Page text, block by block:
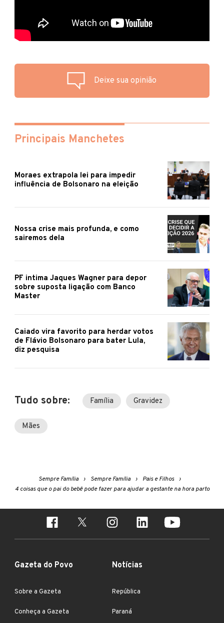
Deixe sua opinião
Principais Manchetes
Moraes extrapola lei para impedir
influência de Bolsonaro na eleição
Nossa crise mais profunda, e como
sairemos dela
PF intima Jaques Wagner para depor
sobre suposta ligação com Banco
Master
Caiado vira favorito para herdar votos
de Flávio Bolsonaro para bater Lula,
diz pesquisa
Tudo sobre: Família Gravidez
Mães
Sempre Família Sempre Família
Pais e Filhos
4 coisas que o pai do bebê pode fazer para ajudar a gestante na hora parto
Gazeta do Povo
Sobre a Gazeta
Conheça a Gazeta
Notícias
República
Paraná